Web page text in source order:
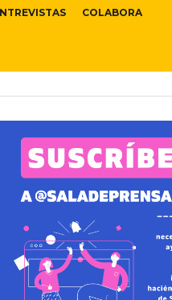
COLABORA